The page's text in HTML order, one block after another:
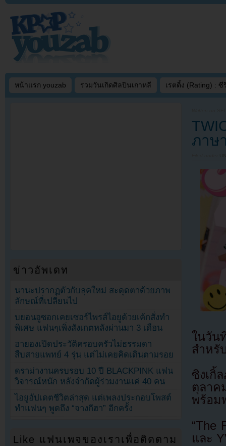
หน้าแรก youzab รวมวันเกิดศิลปินเกาหลี เรตติ้ง (Rating) : ซี
ภาษ
ในวัน
สำหรั
ซิงเกิ้
ตุลาค
พร้อม
“The
และ
ข่าวอัพเดท
นานะปรากฏตัวกับลุคใหม่ สะดุดตาด้วยภาพ
ลักษณ์ที่เปลี่ยนไป
บยอนอูซอกเคยเซอร์ไพรส์ไอยูด้วยเค้กสั่งทำ
พิเศษ แฟนๆเพิ่งสังเกตหลังผ่านมา 3 เดือน
ฮายองเปิดประวัติครอบครัวไม่ธรรมดา
สืบสายแพทย์ 4 รุ่น แต่ไม่เคยคิดเดินตามรอย
ดราม่างานครบรอบ 10 ปี BLACKPINK แฟน
วิจารณ์หนัก หลังจำกัดผู้ร่วมงานแค่ 40 คน
ไอยูอัปเดตชีวิตล่าสุด แต่เพลงประกอบโพสต์
ทำแฟนๆ พูดถึง “จางกีฮา” อีกครั้ง
Like แฟนเพจของเราเพื่อติดตาม